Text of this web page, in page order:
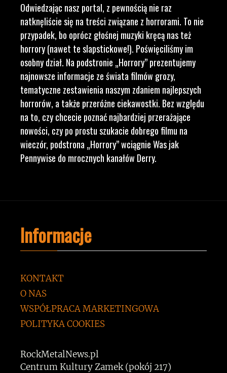
Odwiedzając nasz portal, z pewnością nie raz
natknęliście się na treści związane z horrorami. To nie
przypadek, bo oprócz głośnej muzyki kręcą nas też
horrory (nawet te slapstickowe!). Poświęciliśmy im
osobny dział. Na podstronie „Horrory” prezentujemy
najnowsze informacje ze świata filmów grozy,
tematyczne zestawienia naszym zdaniem najlepszych
horrorów, a także przeróżne ciekawostki. Bez względu
na to, czy chcecie poznać najbardziej przerażające
nowości, czy po prostu szukacie dobrego filmu na
wieczór, podstrona „Horrory” wciągnie Was jak
Pennywise do mrocznych kanałów Derry.
Informacje
KONTAKT
O NAS
WSPÓŁPRACA MARKETINGOWA
POLITYKA COOKIES
RockMetalNews.pl
Centrum Kultury Zamek (pokój 217)